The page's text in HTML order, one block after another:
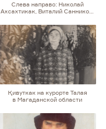
Слева направо: Николай
Ахсахтикак, Виталий Санников,
Қивуткак на курорте Талая
в Магаданской области